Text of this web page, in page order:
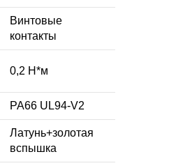
Винтовые
контакты
0,2 Н*м
PA66 UL94-V2
Латунь+золотая
вспышка